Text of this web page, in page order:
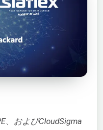
、およびCloudSigma